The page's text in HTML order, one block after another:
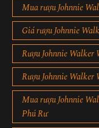
Mua rượu Johnnie
Giá rượu Johnnie
Rượu Johnnie Walker
Rượu Johnnie
Mua rượu Johnnie
Phú Rư